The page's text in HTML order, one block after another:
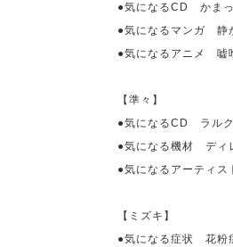
●気になるCD かま
●気になるマンガ 静
●気になるアニメ 嘘
【準々】
●気になるCD
ラルク
●気になる機材 ディ
●気になるアーティ
【ミズキ】
●気になる症状 花粉